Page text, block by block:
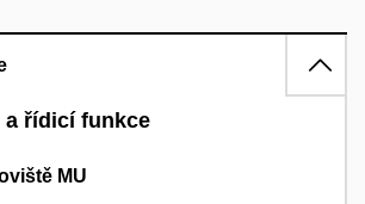
a řídicí funkce
MU